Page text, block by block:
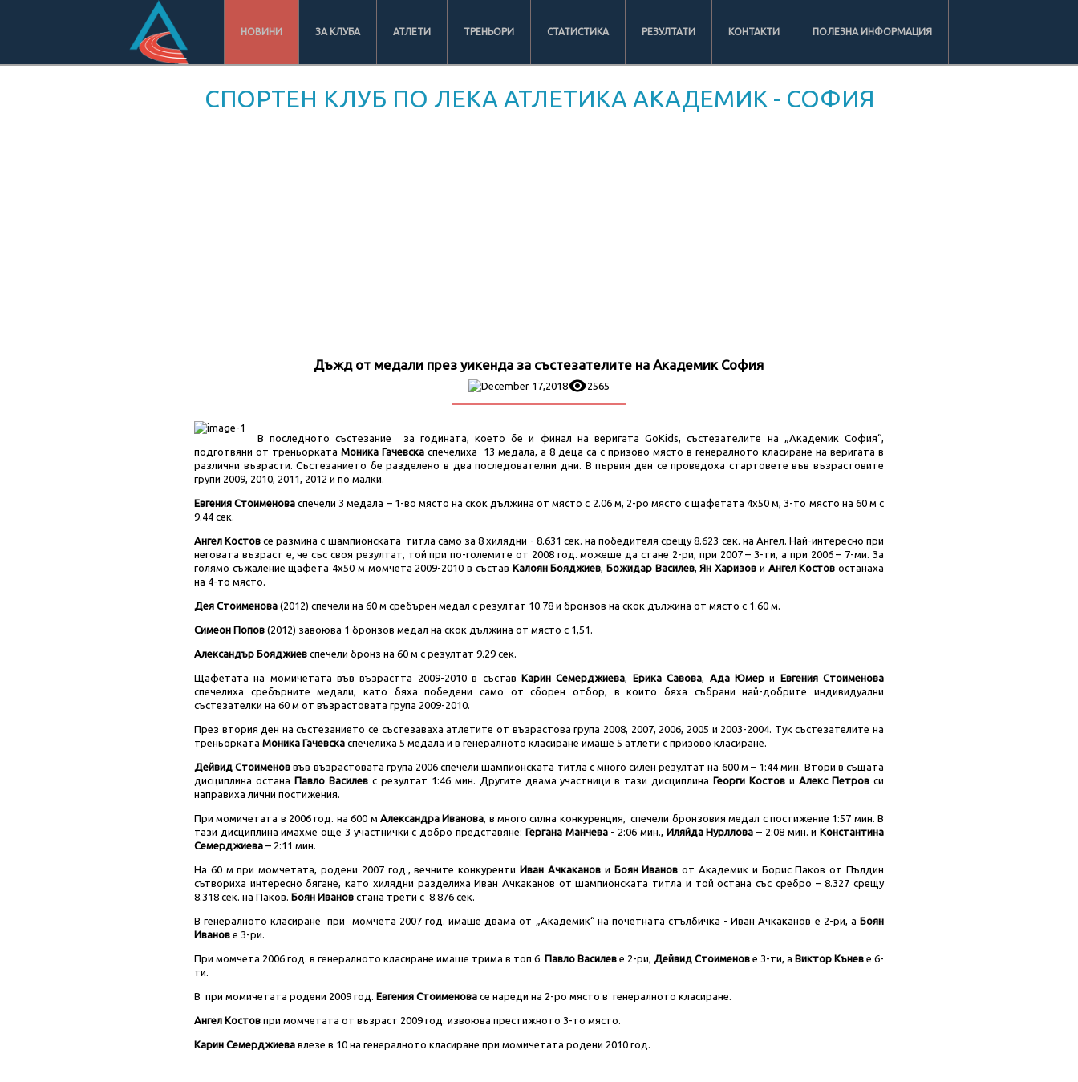
НОВИНИ ЗА КЛУБА АТЛЕТИ ТРЕНЬОРИ СТАТИСТИКА РЕЗУЛТАТИ КОНТАКТИ ПОЛЕЗНА ИНФОРМАЦИЯ
СПОРТЕН КЛУБ ПО ЛЕКА АТЛЕТИКА АКАДЕМИК - СОФИЯ
Дъжд от медали през уикенда за състезателите на Академик София
December 17,2018 2565
В последното състезание за годината, което бе и финал на веригата GoKids, състезателите на „Академик София“,
подготвяни от треньорката Моника Гачевскаспечелиха 13 медала, а 8 деца са с призово място в генералното класиране на веригата в
различни възрасти. Състезанието бе разделено в два последователни дни. В първия ден се проведоха стартовете във възрастовите
групи 2009, 2010, 2011, 2012 и по малки.
Евгения Стоименова спечели 3 медала – 1-во място на скок дължина от място с 2.06 м, 2-ро място с щафетата 4х50 м, 3-то място на 60 м с
9.44 сек.
Ангел Костов се размина с шампионската титла само за 8 хилядни - 8.631 сек. на победителя срещу 8.623 сек. на Ангел. Най-интересно при
неговата възраст е, че със своя резултат, той при по-големите от 2008 год. можеше да стане 2-ри, при 2007 – 3-ти, а при 2006 – 7-ми. За
голямо съжаление щафета 4х50 м момчета 2009-2010 в състав Калоян Бояджиев, Божидар Василев,Ян Харизов и Ангел Костов останаха
на 4-то място.
Дея Стоименова(2012) спечели на 60 м сребърен медал с резултат 10.78 и бронзов на скок дължина от място с 1.60 м.
Симеон Попов(2012) завоюва 1 бронзов медал на скок дължина от място с 1,51.
Александър Бояджиевспечели бронз на 60 м с резултат 9.29 сек.
Щафетата на момичетата във възрастта 2009-2010 в състав Карин Семерджиева, Ерика Савова, Ада Юмери Евгения Стоименова
спечелиха сребърните медали, като бяха победени само от сборен отбор, в които бяха събрани най-добрите индивидуални
състезателки на 60 м от възрастовата група 2009-2010.
През втория ден на състезанието се състезаваха атлетите от възрастова група 2008, 2007, 2006, 2005 и 2003-2004. Тук състезателите на
треньорката Моника Гачевскаспечелиха 5 медала и в генералното класиране имаше 5 атлети с призово класиране.
Дейвид Стоименов във възрастовата група 2006 спечели шампионската титла с много силен резултат на 600 м – 1:44 мин. Втори в същата
дисциплина остана Павло Василевс резултат 1:46 мин. Другите двама участници в тази дисциплинаГеорги Костов иАлекс Петров си
направиха лични постижения.
При момичетата в 2006 год. на 600 м Александра Иванова, в много силна конкуренция, спечели бронзовия медал с постижение 1:57 мин. В
тази дисциплина имахме още 3 участнички с добро представяне: Гергана Манчева- 2:06 мин., Иляйда Нурллова – 2:08 мин. иКонстантина
Семерджиева– 2:11 мин.
На 60 м при момчетата, родени 2007 год., вечните конкурентиИван Ачкаканови Боян Иванов от Академик и Борис Паков от Пълдин
сътвориха интересно бягане, като хилядни разделиха Иван Ачкаканов от шампионската титла и той остана със сребро – 8.327 срещу
8.318 сек. на Паков. Боян Ивановстана трети с 8.876 сек.
В генералното класиране при момчета 2007 год. имаше двама от „Академик“ на почетната стълбичка - Иван Ачкаканов е 2-ри, аБоян
Иванове 3-ри.
При момчета 2006 год. в генералното класиране имаше трима в топ 6. Павло Василев е 2-ри,Дейвид Стоименов е 3-ти, аВиктор Кънев е 6-
ти.
В при момичетата родени 2009 год. Евгения Стоименовасе нареди на 2-ро място в генералното класиране.
Ангел Костовпри момчетата от възраст 2009 год. извоюва престижното 3-то място.
Карин Семерджиевавлезе в 10 на генералното класиране при момичетата родени 2010 год.